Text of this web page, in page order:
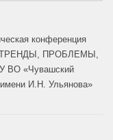
конференция
ПРОБЛЕМЫ,
ВО «Чувашский
имени И.Н. Ульянова»